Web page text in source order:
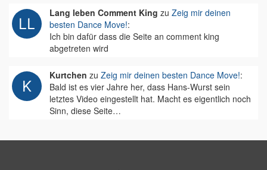
Lang leben Comment King zu Zeig mir deinen
besten Dance Move!:
Ich bin dafür dass die Seite an comment king
abgetreten wird
Kurtchen zu Zeig mir deinen besten Dance Move!:
Bald ist es vier Jahre her, dass Hans-Wurst sein
letztes Video eingestellt hat. Macht es eigentlich noch
Sinn, diese Seite…